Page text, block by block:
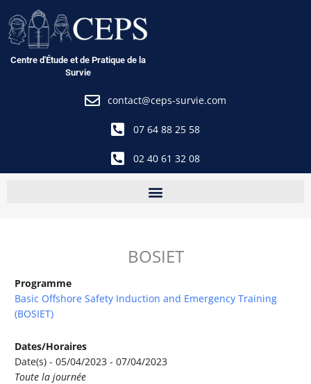
au
contenu
Centre d'Étude et de Pratique de la
Survie
contact@ceps-survie.com
07 64 88 25 58
02 40 61 32 08
BOSIET
Programme
Basic Offshore Safety Induction and Emergency Training
(BOSIET)
Dates/Horaires
Date(s) - 05/04/2023 - 07/04/2023
Toute la journée